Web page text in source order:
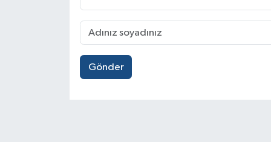
Gönder